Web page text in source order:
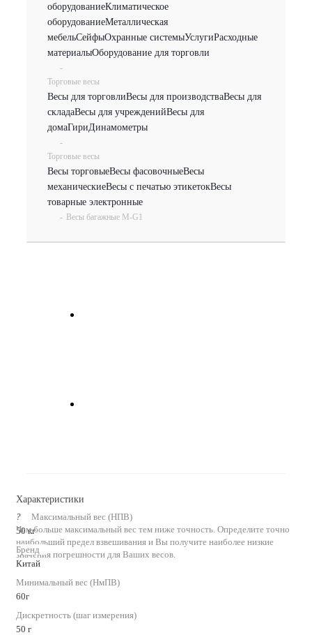
оборудованиеКлиматическое
оборудованиеМеталлическая
мебельСейфыОхранные системыУслугиРасходные
материалыОборудование для торговли
-
Торговые весы
Весы для торговлиВесы для производстваВесы для
складаВесы для учрежденийВесы для
домаГириДинамометры
-
Торговые весы
Весы торговыеВесы фасовочныеВесы
механическиеВесы с печатью этикетокВесы
товарные электронные
- Весы багажные M-G1
Характеристики
?
Чем больше максимальный вес тем ниже точность. Определите точно
наибольший предел взвешивания и Вы получите наиболее низкие
значения погрешности для Ваших весов.
Максимальный вес (НПВ)
50 кг
Бренд
Китай
Минимальный вес (НмПВ)
60г
Дискретность (шаг измерения)
50 г